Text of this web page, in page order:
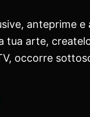
anteprime
tua arte,
occorre